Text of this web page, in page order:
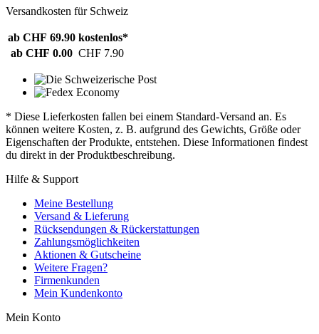
Versandkosten für Schweiz
ab CHF 69.90 kostenlos*
ab CHF 0.00 CHF 7.90
* Diese Lieferkosten fallen bei einem Standard-Versand an. Es
können weitere Kosten, z. B. aufgrund des Gewichts, Größe oder
Eigenschaften der Produkte, entstehen. Diese Informationen findest
du direkt in der Produktbeschreibung.
Hilfe & Support
Meine Bestellung
Versand & Lieferung
Rücksendungen & Rückerstattungen
Zahlungsmöglichkeiten
Aktionen & Gutscheine
Weitere Fragen?
Firmenkunden
Mein Kundenkonto
Mein Konto